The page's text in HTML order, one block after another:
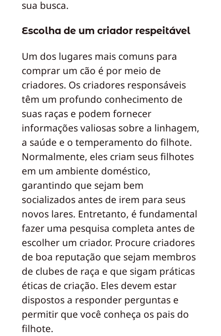
sua busca.
Escolha de um criador respeitável
Um dos lugares mais comuns para
comprar um cão é por meio de
criadores. Os criadores responsáveis
têm um profundo conhecimento de
suas raças e podem fornecer
informações valiosas sobre a linhagem,
a saúde e o temperamento do filhote.
Normalmente, eles criam seus filhotes
em um ambiente doméstico,
garantindo que sejam bem
socializados antes de irem para seus
novos lares. Entretanto, é fundamental
fazer uma pesquisa completa antes de
escolher um criador. Procure criadores
de boa reputação que sejam membros
de clubes de raça e que sigam práticas
éticas de criação. Eles devem estar
dispostos a responder perguntas e
permitir que você conheça os pais do
filhote.